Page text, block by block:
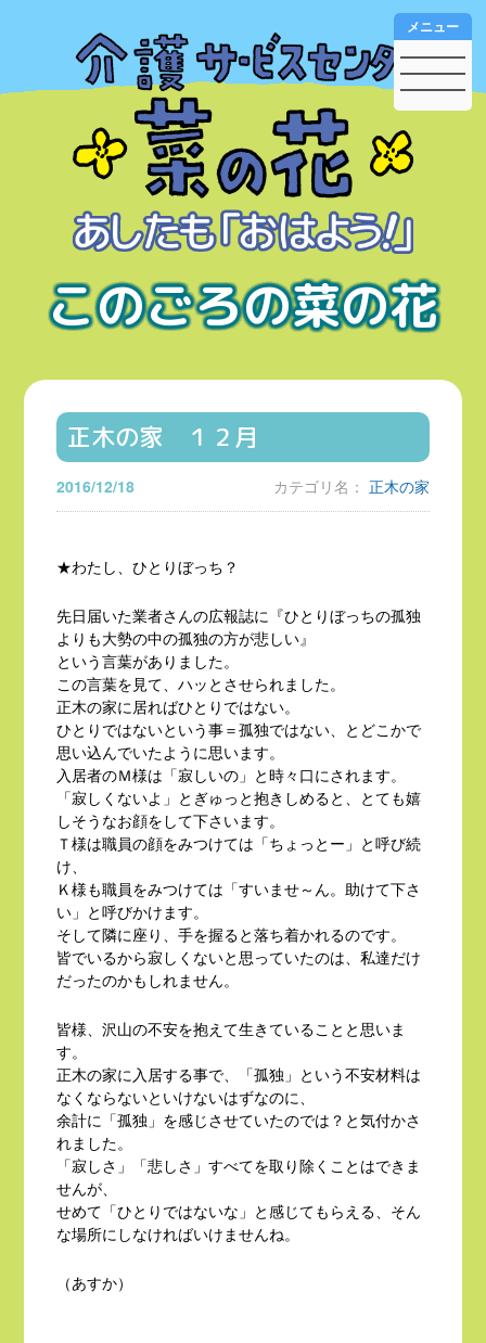
このごろの菜の花
メニュー
正木の家 １２月
2016/12/18 カテゴリ名： 正木の家
★わたし、ひとりぼっち？
先日届いた業者さんの広報誌に『ひとりぼっちの孤独
よりも大勢の中の孤独の方が悲しい』
という言葉がありました。
この言葉を見て、ハッとさせられました。
正木の家に居ればひとりではない。
ひとりではないという事＝孤独ではない、とどこかで
思い込んでいたように思います。
入居者のＭ様は「寂しいの」と時々口にされます。
「寂しくないよ」とぎゅっと抱きしめると、とても嬉
しそうなお顔をして下さいます。
Ｔ様は職員の顔をみつけては「ちょっとー」と呼び続
け、
Ｋ様も職員をみつけては「すいませ～ん。助けて下さ
い」と呼びかけます。
そして隣に座り、手を握ると落ち着かれるのです。
皆でいるから寂しくないと思っていたのは、私達だけ
だったのかもしれません。
皆様、沢山の不安を抱えて生きていることと思いま
す。
正木の家に入居する事で、「孤独」という不安材料は
なくならないといけないはずなのに、
余計に「孤独」を感じさせていたのでは？と気付かさ
れました。
「寂しさ」「悲しさ」すべてを取り除くことはできま
せんが、
せめて「ひとりではないな」と感じてもらえる、そん
な場所にしなければいけませんね。
（あすか）